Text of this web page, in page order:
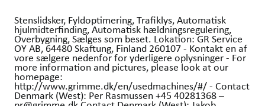
Stenslidsker, Fyldoptimering, Trafiklys, Automatisk
hjulmidterfinding, Automatisk hældningsregulering,
Overbygning, Sælges som beset. Lokation: GR Service
OY AB, 64480 Skaftung, Finland 260107 - Kontakt en af
vore sælgere nedenfor for yderligere oplysninger - For
more information and pictures, please look at our
homepage:
http://www.grimme.dk/en/usedmachines/#/ - Contact
Denmark (West): Per Rasmussen +45 40281368 –